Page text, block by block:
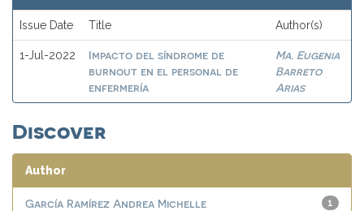
Issue Date Title Author(s)
1-Jul-2022
Impacto del síndrome de
burnout en el personal de
enfermería
Ma. Eugenia
Barreto
Arias
Discover
Author
1
García Ramírez Andrea Michelle